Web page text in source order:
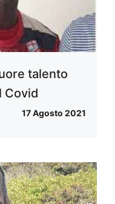
talento
Covid
17 Agosto 2021